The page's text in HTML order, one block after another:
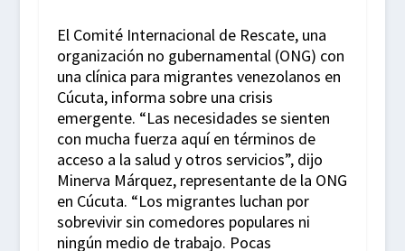
El Comité Internacional de Rescate, una
organización no gubernamental (ONG) con
una clínica para migrantes venezolanos en
Cúcuta, informa sobre una crisis
emergente. “Las necesidades se sienten
con mucha fuerza aquí en términos de
acceso a la salud y otros servicios”, dijo
Minerva Márquez, representante de la ONG
en Cúcuta. “Los migrantes luchan por
sobrevivir sin comedores populares ni
ningún medio de trabajo. Pocas